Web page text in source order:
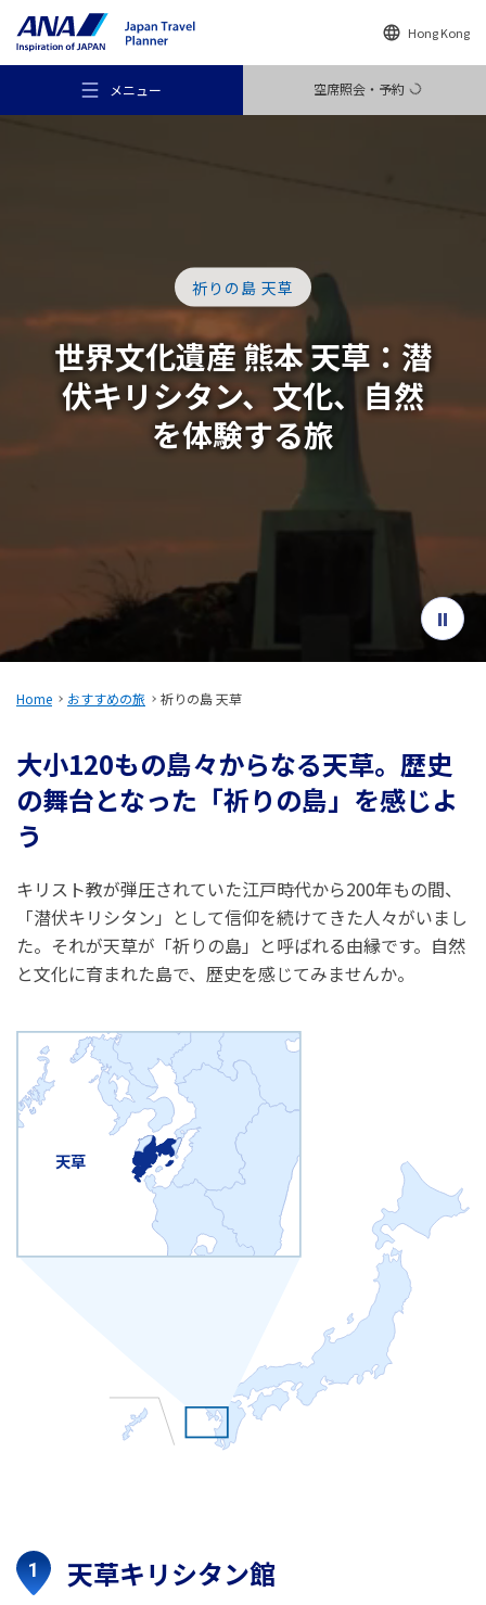
Hong Kong
メニュー 空席照会・予約
旅のアイデア
行き先
ANA サービス
閉じる
祈りの島 天草
世界文化遺産 熊本 天草： 潜
伏キリシタン、文化、自然
を体験する旅
Home おすすめの旅 祈りの島 天草
大小120もの島々からなる天草。歴史
の舞台となった「祈りの島」を感じよ
う
キリスト教が弾圧されていた江戸時代から200年もの間、
「潜伏キリシタン」として信仰を続けてきた人々がいまし
た。それが天草が「祈りの島」と呼ばれる由縁です。自然
と文化に育まれた島で、歴史を感じてみませんか。
天草
天草キリシタン館